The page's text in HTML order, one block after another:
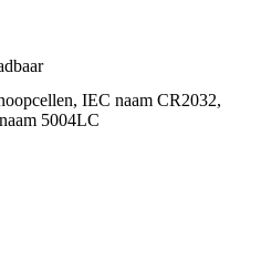
IEC naam CR2032,
5004LC